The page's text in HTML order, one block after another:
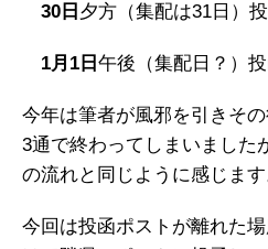
30日 夕方（集配は31日）
1月1日 午後（集配日？）
今年は筆者が風邪を引きそ
3通で終わってしまいました
の流れと同じように感じます
今回は投函ポストが離れた